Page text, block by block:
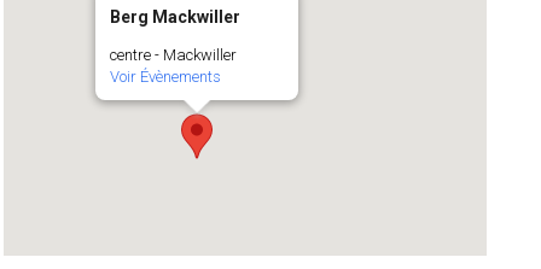
Berg Mackwiller
centre - Mackwiller
Voir Évènements